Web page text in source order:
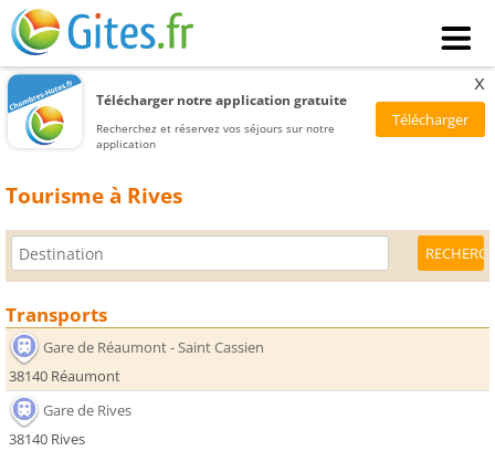
Télécharger notre application gratuite
Recherchez et réservez vos séjours sur notre
application
x
Tourisme à Rives
Transports
Gare de Réaumont - Saint Cassien
38140 Réaumont
Gare de Rives
38140 Rives